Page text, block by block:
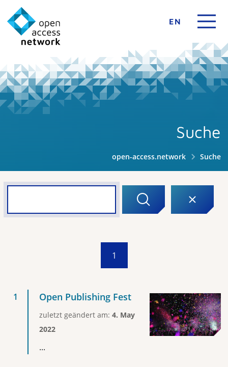
EN
Suche
open-access.network Suche
1
Open Publishing Fest
zuletzt geändert am: 4. May
2022
...